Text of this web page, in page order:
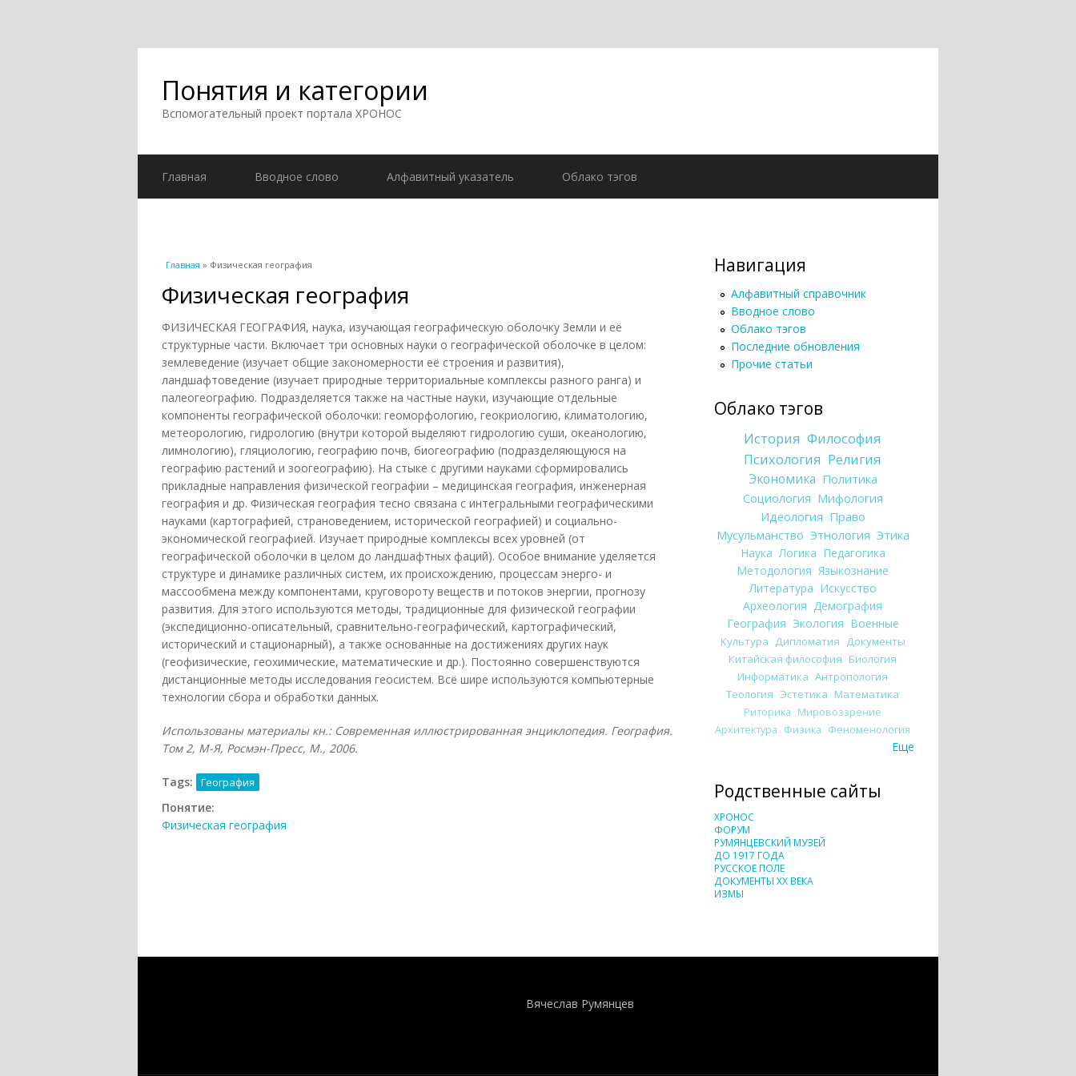
Понятия и категории
Вспомогательный проект портала ХРОНОС
Главная Вводное слово Алфавитный указатель Облако тэгов
Вы здесь
Главная » Физическая география
Физическая география
ФИЗИЧЕСКАЯ ГЕОГРАФИЯ, наука, изучающая географическую оболочку Земли и её
структурные части. Включает три основных науки о географической оболочке в целом:
землеведение (изучает общие закономерности её строения и развития),
ландшафтоведение (изучает природные территориальные комплексы разного ранга) и
палеогеографию. Подразделяется также на частные науки, изучающие отдельные
компоненты географической оболочки: геоморфологию, геокриологию, климатологию,
метеорологию, гидрологию (внутри которой выделяют гидрологию суши, океанологию,
лимнологию), гляциологию, географию почв, биогеографию (подразделяющуюся на
географию растений и зоогеографию). На стыке с другими науками сформировались
прикладные направления физической географии – медицинская география, инженерная
география и др. Физическая география тесно связана с интегральными географическими
науками (картографией, страноведением, исторической географией) и социально-
экономической географией. Изучает природные комплексы всех уровней (от
географической оболочки в целом до ландшафтных фаций). Особое внимание уделяется
структуре и динамике различных систем, их происхождению, процессам энерго- и
массообмена между компонентами, круговороту веществ и потоков энергии, прогнозу
развития. Для этого используются методы, традиционные для физической географии
(экспедиционно-описательный, сравнительно-географический, картографический,
исторический и стационарный), а также основанные на достижениях других наук
(геофизические, геохимические, математические и др.). Постоянно совершенствуются
дистанционные методы исследования геосистем. Всё шире используются компьютерные
технологии сбора и обработки данных.
Использованы материалы кн.: Современная иллюстрированная энциклопедия. География.
Том 2, М-Я, Росмэн-Пресс, М., 2006.
Tags: География
Понятие:
Физическая география
Навигация
Алфавитный справочник
Вводное слово
Облако тэгов
Последние обновления
Прочие статьи
Облако тэгов
История Философия
Психология Религия
Экономика Политика
Социология Мифология
Идеология Право
Мусульманство Этнология Этика
Наука Логика Педагогика
Методология Языкознание
Литература Искусство
Археология Демография
География Экология Военные
Культура Дипломатия Документы
Китайская философия Биология
Информатика Антропология
Теология Эстетика Математика
Риторика Мировоззрение
Архитектура Физика Феноменология
Еще
Родственные сайты
ХРОНОС
ФОРУМ
РУМЯНЦЕВСКИЙ МУЗЕЙ
ДО 1917 ГОДА
РУССКОЕ ПОЛЕ
ДОКУМЕНТЫ XX ВЕКА
ИЗМЫ
Вячеслав Румянцев